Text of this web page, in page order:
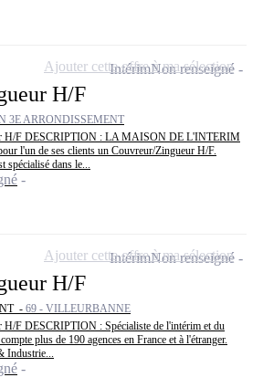
H/F
3E ARRONDISSEMENT
H/F DESCRIPTION : LA MAISON DE L'INTERIM
l'un de ses clients un Couvreur/Zingueur H/F.
spécialisé dans le...
IntérimNon renseigné
Ajouter cette offre à ma sélection
H/F
- 69 - VILLEURBANNE
H/F DESCRIPTION : Spécialiste de l'intérim et du
plus de 190 agences en France et à l'étranger.
Industrie...
IntérimNon renseigné
Ajouter cette offre à ma sélection